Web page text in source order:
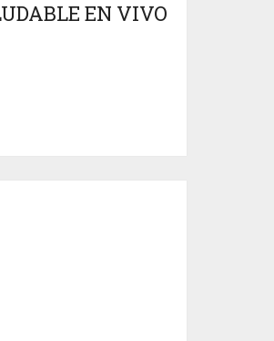
EN VIVO